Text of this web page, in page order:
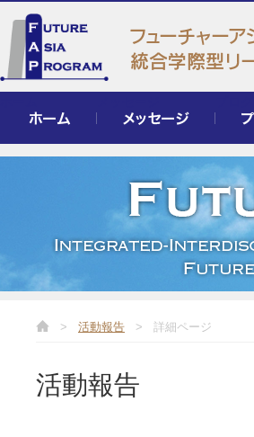
> 活動報告 > 詳細ページ
活動報告